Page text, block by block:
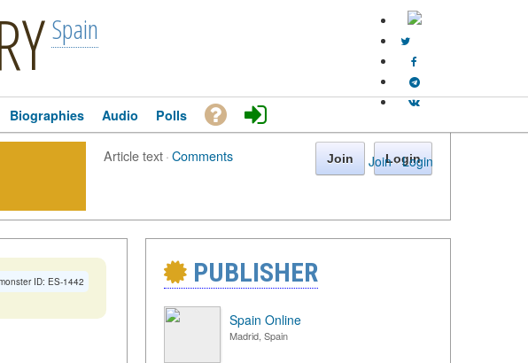
Spain
Join · Login
Biographies Audio Polls
Article text·Comments Join Login
ID: ES-1442 PUBLISHER
Spain Online
Madrid, Spain